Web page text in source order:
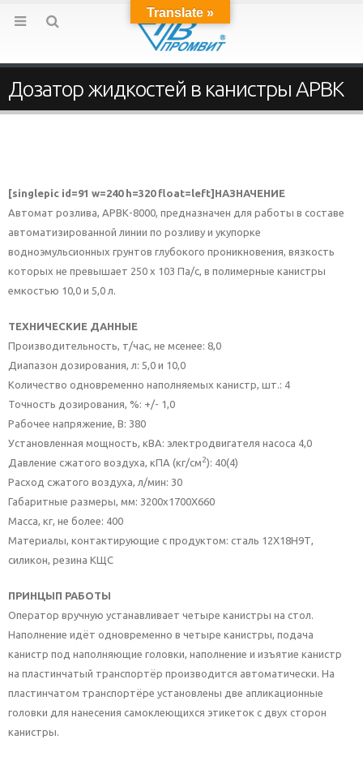
Дозатор жидкостей в канистры АРВК
[singlepic id=91 w=240 h=320 float=left]НАЗНАЧЕНИЕ
Автомат розлива, АРВК-8000, предназначен для работы в составе
автоматизированной линии по розливу и укупорке
водноэмульсионных грунтов глубокого проникновения, вязкость
которых не превышает 250 х 103 Па/с, в полимерные канистры
емкостью 10,0 и 5,0 л.
ТЕХНИЧЕСКИЕ ДАННЫЕ
Производительность, т/час, не мсенее: 8,0
Диапазон дозирования, л: 5,0 и 10,0
Количество одновременно наполняемых канистр, шт.: 4
Точность дозирования, %: +/- 1,0
Рабочее напряжение, В: 380
Установленная мощность, кВА: электродвигателя насоса 4,0
Давление сжатого воздуха, кПА (кг/см2): 40(4)
Расход сжатого воздуха, л/мин: 30
Габаритные размеры, мм: 3200х1700Х660
Масса, кг, не более: 400
Материалы, контактирующие с продуктом: сталь 12Х18Н9Т,
силикон, резина КЩС
ПРИНЦЫП РАБОТЫ
Оператор вручную устанавливает четыре канистры на стол.
Наполнение идёт одновременно в четыре канистры, подача
канистр под наполняющие головки, наполнение и изъятие канистр
на пластинчатый транспортёр производится автоматически. На
пластинчатом транспортёре установлены две апликационные
головки для нанесения самоклеющихся этикеток с двух сторон
канистры.
Translate »